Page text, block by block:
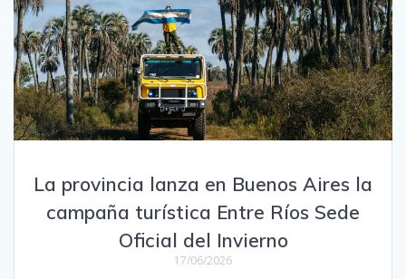
La provincia lanza en Buenos Aires la
campaña turística Entre Ríos Sede
Oficial del Invierno
17/06/2026